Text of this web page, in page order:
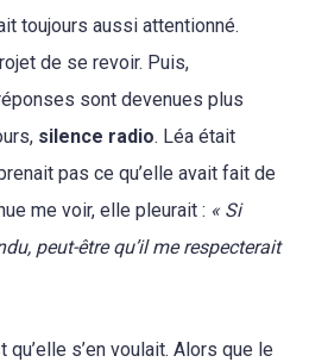
toujours aussi attentionné.
de se revoir. Puis,
sont devenues plus
silence radio. Léa était
pas ce qu’elle avait fait de
me voir, elle pleurait : « Si
peut-être qu’il me respecterait
qu’elle s’en voulait. Alors que le